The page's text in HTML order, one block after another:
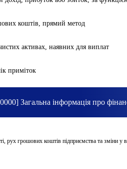
коштів, прямий метод
активах, наявних для виплат
приміток
Загальна інформація про
рух грошових коштів підприємства та зміни у